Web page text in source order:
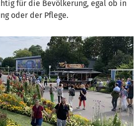
für die Bevölkerung, egal ob in
oder der Pflege.